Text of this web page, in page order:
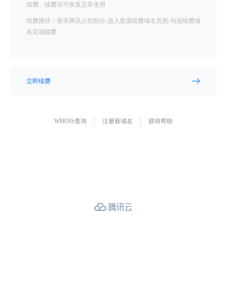
续费，续费后可恢复正常使用
续费路径：登录腾讯云控制台-进入急需续费域名页面-勾选续费域
名完成续费
立即续费
WHOIS查询 注册新域名 获得帮助